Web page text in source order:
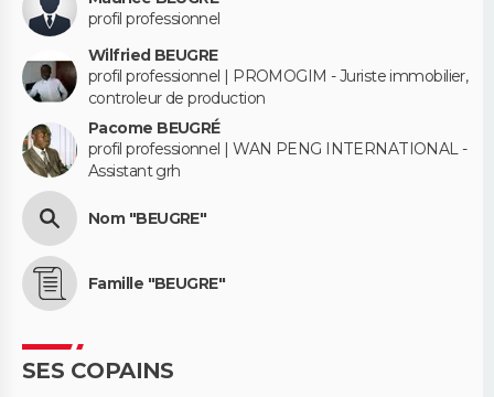
profil professionnel
Wilfried BEUGRE
profil professionnel | PROMOGIM - Juriste immobilier,
controleur de production
Pacome BEUGRÉ
profil professionnel | WAN PENG INTERNATIONAL -
Assistant grh
Nom "BEUGRE"
Famille "BEUGRE"
SES COPAINS